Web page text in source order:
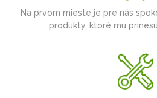
Na prvom mieste je pre nás
produkty, ktoré mu